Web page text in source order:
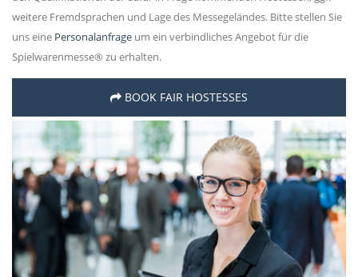
weitere Fremdsprachen und Lage des Messegeländes. Bitte stellen Sie
uns eine Personalanfrage um ein verbindliches Angebot für die
Spielwarenmesse® zu erhalten.
BOOK FAIR HOSTESSES